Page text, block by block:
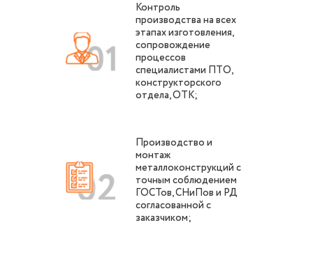
Контроль
производства на всех
этапах изготовления,
сопровождение
процессов
специалистами ПТО,
конструкторского
отдела, ОТК;
Производство и
монтаж
металлоконструкций с
точным соблюдением
ГОСТов, СНиПов и РД
согласованной с
заказчиком;